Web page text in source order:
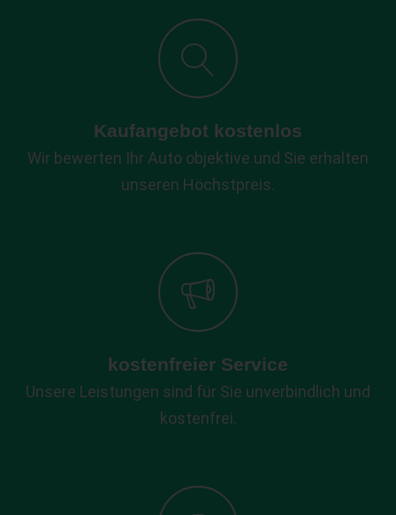
Kaufangebot kostenlos
Wir bewerten Ihr Auto objektive und Sie erhalten
unseren Höchstpreis.
kostenfreier Service
Unsere Leistungen sind für Sie unverbindlich und
kostenfrei.